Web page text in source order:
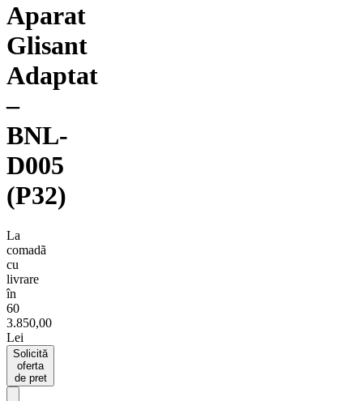
Aparat
Glisant
Adaptat
–
BNL-
D005
(P32)
La
comadã
cu
livrare
în
60
3.850,00
Lei
Solicită
oferta
de pret